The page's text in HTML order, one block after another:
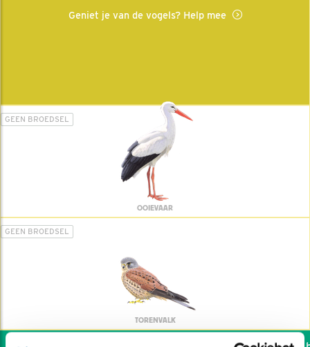
Geniet je van de vogels? Help mee
GEEN BROEDSEL
OOIEVAAR
GEEN BROEDSEL
TORENVALK